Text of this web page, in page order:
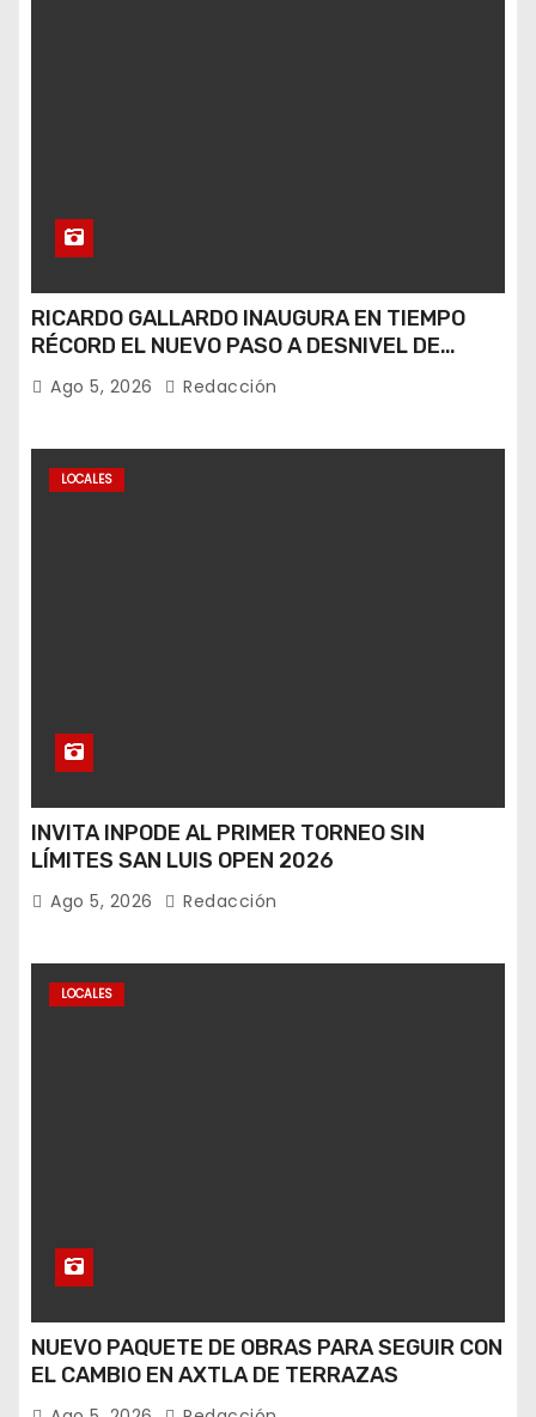
RICARDO GALLARDO INAUGURA EN TIEMPO
RÉCORD EL NUEVO PASO A DESNIVEL DE
CIRCUITO POTOSÍ
Ago 5, 2026 Redacción
LOCALES
INVITA INPODE AL PRIMER TORNEO SIN
LÍMITES SAN LUIS OPEN 2026
Ago 5, 2026 Redacción
LOCALES
NUEVO PAQUETE DE OBRAS PARA SEGUIR CON
EL CAMBIO EN AXTLA DE TERRAZAS